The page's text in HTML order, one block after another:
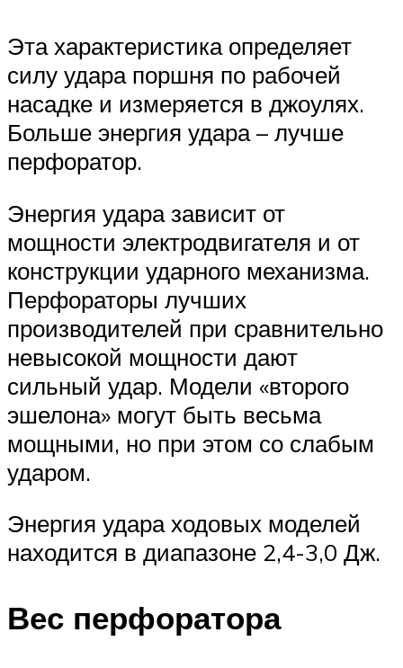
Эта характеристика определяет
силу удара поршня по рабочей
насадке и измеряется в джоулях.
Больше энергия удара – лучше
перфоратор.
Энергия удара зависит от
мощности электродвигателя и от
конструкции ударного механизма.
Перфораторы лучших
производителей при сравнительно
невысокой мощности дают
сильный удар. Модели «второго
эшелона» могут быть весьма
мощными, но при этом со слабым
ударом.
Энергия удара ходовых моделей
находится в диапазоне 2,4-3,0 Дж.
Вес перфоратора